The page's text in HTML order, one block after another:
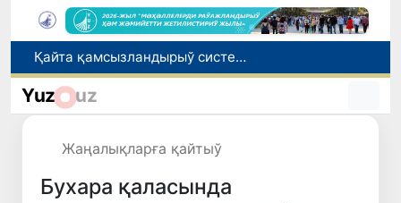
Ташкент аўыр атлетика бойынша Азия чемпионатына таярланбақта
Өзбекстанда Турақлы раўажланыў мақсетлери айлығы басланды
Yuz uz
Жаңалықларға қайтыў
Бухара қаласында